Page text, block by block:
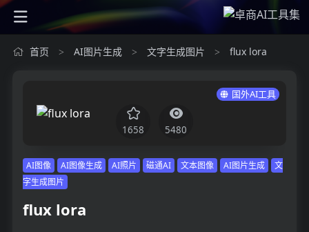
首页 > AI图片生成 > 文字生成图片 > flux lora
国外AI工具
1658 5480
AI图像 AI图像生成 AI照片 磁通AI 文本图像 AI图片生成
文
字生成图片
flux lora